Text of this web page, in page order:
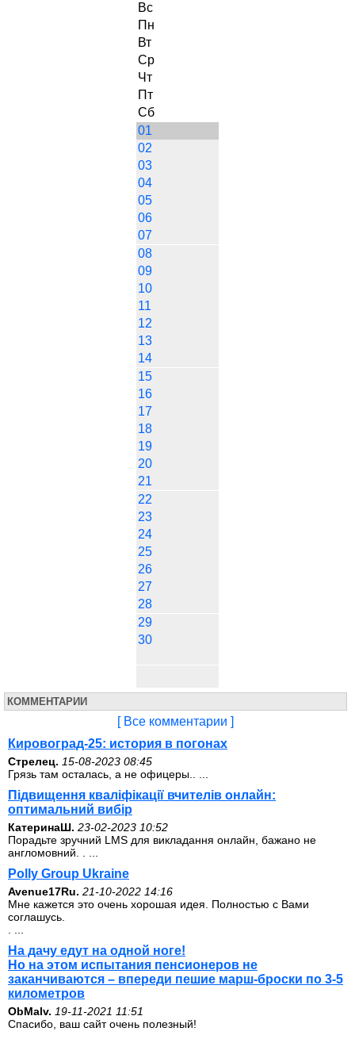
Вс
Пн
Вт
Ср
Чт
Пт
Сб
01
02
03
04
05
06
07
08
09
10
11
12
13
14
15
16
17
18
19
20
21
22
23
24
25
26
27
28
29
30
КОММЕНТАРИИ
[ Все комментарии ]
Кировоград-25: история в погонах
Стрелец. 15-08-2023 08:45
Грязь там осталась, а не офицеры.. ...
Підвищення кваліфікації вчителів онлайн:
оптимальний вибір
КатеринаШ. 23-02-2023 10:52
Порадьте зручний LMS для викладання онлайн, бажано не
англомовний. . ...
Polly Group Ukraine
Avenue17Ru. 21-10-2022 14:16
Мне кажется это очень хорошая идея. Полностью с Вами
соглашусь.
На дачу едут на одной ноге!
Но на этом испытания пенсионеров не
заканчиваются – впереди пешие марш-броски по 3-5
километров
ОbMalv. 19-11-2021 11:51
Спасибо, ваш сайт очень полезный!